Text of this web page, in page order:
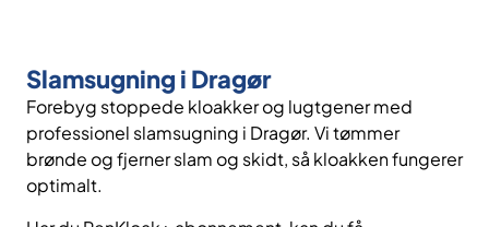
Slamsugning i Dragør
Forebyg stoppede kloakker og lugtgener med
professionel slamsugning i Dragør. Vi tømmer
brønde og fjerner slam og skidt, så kloakken fungerer
optimalt.